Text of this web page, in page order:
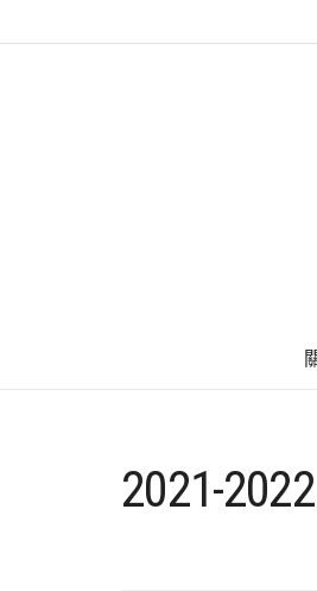
2021-